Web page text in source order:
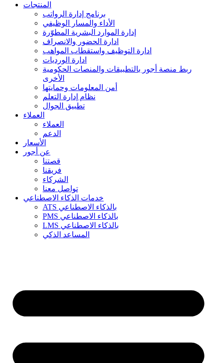
المنتجات
برنامج إدارة الرواتب
الأداء والمسار الوظيفي
إدارة الموارد البشرية المطوّرة
ادارة الحضور والانصراف
ادارة التوظيف واستقطاب المواهب
ادارة الورديات
ربط منصة أجور بالتطبيقات والمنصات الحكومية
الأخرى
أمن المعلومات وحمايتها
نظام إدارة التعلم
تطبيق الجوال
العملاء
العملاء
الدعم
الأسعار
عن أجور
قصتنا
فريقنا
الشركاء
تواصل معنا
خدمات الذكاء الاصطناعي
ATS بالذكاء الاصطناعي
PMS بالذكاء الاصطناعي
LMS بالذكاء الاصطناعي
المساعد الذكي